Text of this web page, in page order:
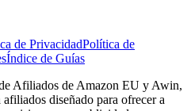
de PrivacidadPolítica de
Índice de Guías
Afiliados de Amazon EU y Awin,
diseñado para ofrecer a